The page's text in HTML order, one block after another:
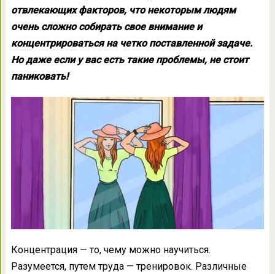
отвлекающих факторов, что некоторым людям
очень сложно собирать свое внимание и
концентрироваться на четко поставленной задаче.
Но даже если у вас есть такие проблемы, не стоит
паниковать!
Концентрация — то, чему можно научиться.
Разумеется, путем труда — тренировок. Различные